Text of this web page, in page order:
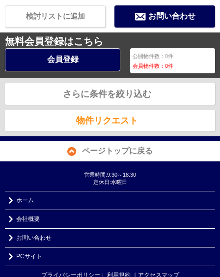
お問い合わせ
検討リストに追加
無料会員登録はこちら
会員登録 公開物件数：0件
会員物件数：0件
さらに条件を絞り込む
物件リクエスト
ページトップに戻る
営業時間:9:30～18:30
定休日:水曜日
ホーム
会社概要
お問い合わせ
PCサイト
プライバシーポリシー ｜ 利用規約 ｜アクセスマップ